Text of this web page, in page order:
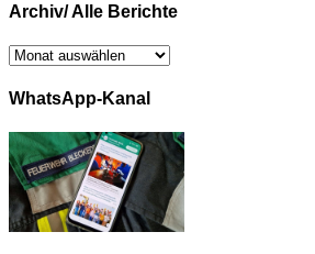
Archiv/ Alle Berichte
Archiv/
Berichte
WhatsApp-Kanal